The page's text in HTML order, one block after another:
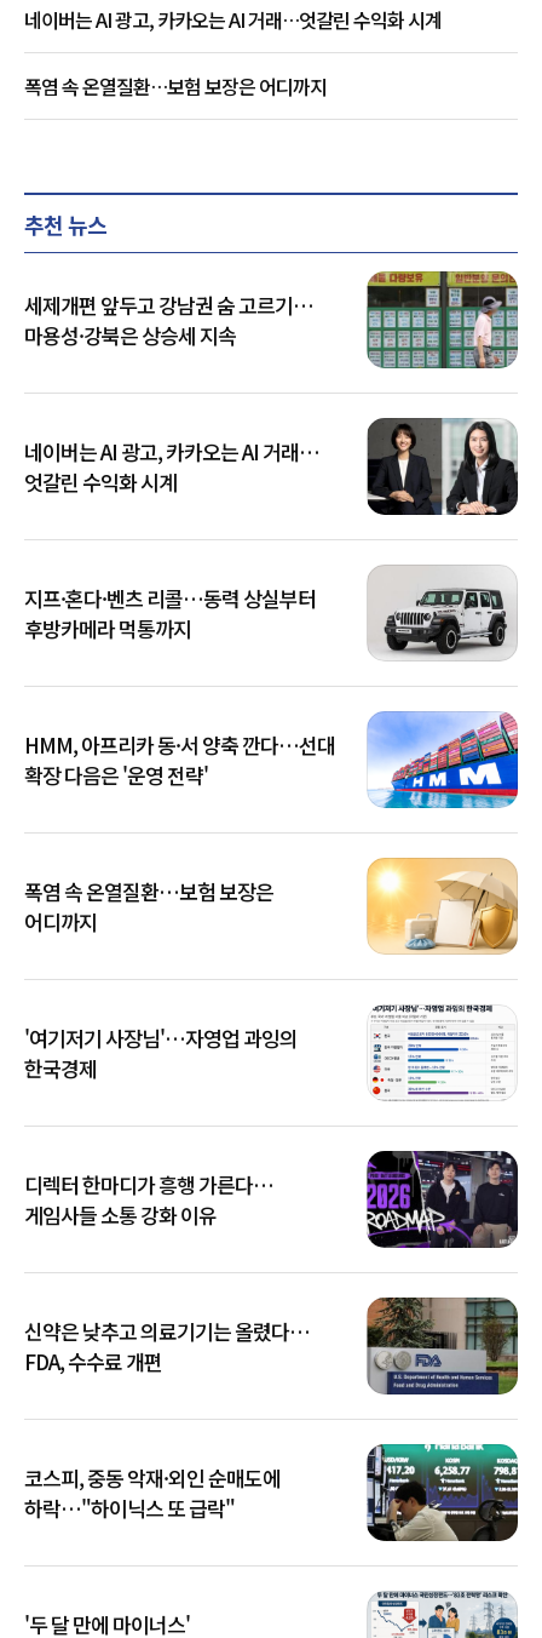
네이버는 AI 광고, 카카오는 AI 거래…엇갈린 수익화 시계
폭염 속 온열질환…보험 보장은 어디까지
추천 뉴스
세제개편 앞두고 강남권 숨 고르기…
마용성·강북은 상승세 지속
네이버는 AI 광고, 카카오는 AI 거래…
엇갈린 수익화 시계
지프·혼다·벤츠 리콜…동력 상실부터
후방카메라 먹통까지
HMM, 아프리카 동·서 양축 깐다…선대
확장 다음은 '운영 전략'
폭염 속 온열질환…보험 보장은
어디까지
'여기저기 사장님'…자영업 과잉의
한국경제
디렉터 한마디가 흥행 가른다…
게임사들 소통 강화 이유
신약은 낮추고 의료기기는 올렸다…
FDA, 수수료 개편
코스피, 중동 악재·외인 순매도에
하락…"하이닉스 또 급락"
'두 달 만에 마이너스'